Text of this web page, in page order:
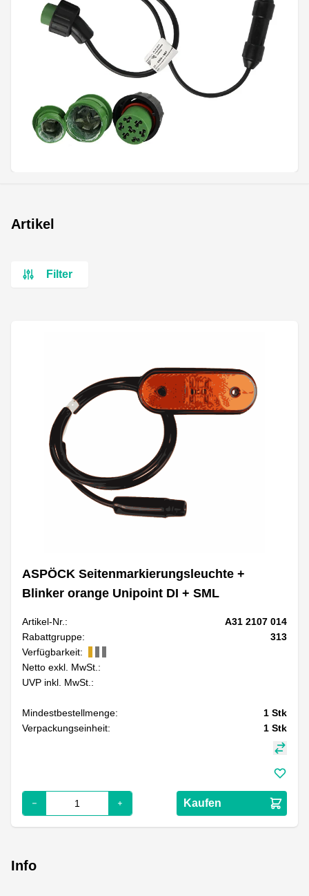
Artikel
Filter
ASPÖCK Seitenmarkierungsleuchte +
Blinker orange Unipoint DI + SML
Artikel-Nr.:
A31 2107 014
Rabattgruppe:
313
Verfügbarkeit:
Netto exkl. MwSt.:
UVP inkl. MwSt.:
Mindestbestellmenge: 1 Stk
Verpackungseinheit:
1 Stk
Kaufen
Info